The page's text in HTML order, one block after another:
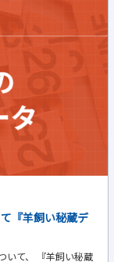
『羊飼い秘蔵デ
いて、 『羊飼い秘蔵